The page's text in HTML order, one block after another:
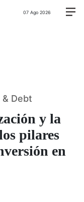
07 Ago 2026
y la
pilares
en
Debt